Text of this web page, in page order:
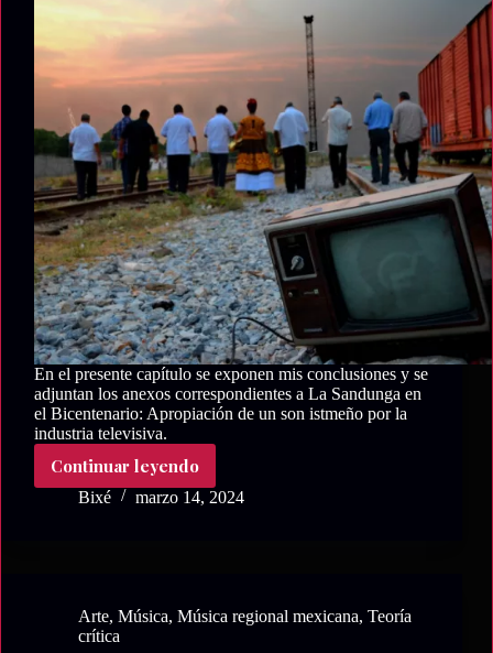
En el presente capítulo se exponen mis conclusiones y se
adjuntan los anexos correspondientes a La Sandunga en
el Bicentenario: Apropiación de un son istmeño por la
industria televisiva.
Continuar leyendo
Conclusiones
y
en
el
Bixé marzo 14, 2024
Arte, Música, Música regional mexicana, Teoría
crítica